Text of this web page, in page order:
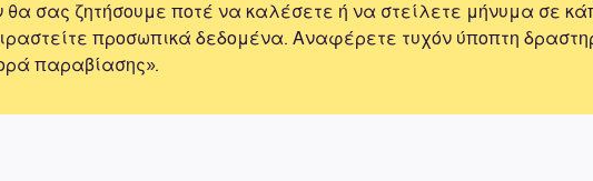
θα σας ζητήσουμε ποτέ να καλέσετε ή να στείλετε μήνυμα σε
προσωπικά δεδομένα. Αναφέρετε τυχόν ύποπτη
παραβίασης».